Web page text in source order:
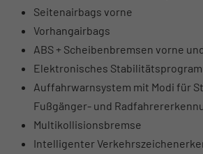
Seitenairbags vorne
Vorhangairbags
ABS + Scheibenbremsen vorne
Elektronisches
Auffahrwarnsystem mit Modi für
Fußgänger- und
Multikollisionsbremse
Intelligenter